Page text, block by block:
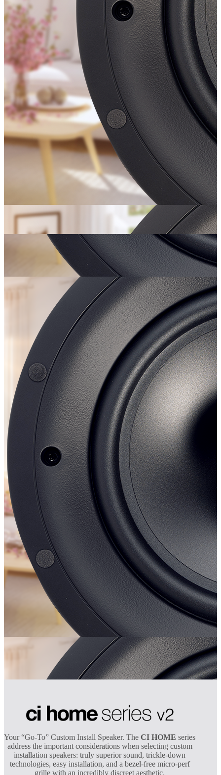
Your “Go-To” Custom Install Speaker. TheCI HOME series
address the important considerations when selecting custom
installation speakers: truly superior sound, trickle-down
technologies, easy installation, and a bezel-free micro-perf
grille with an incredibly discreet aesthetic.